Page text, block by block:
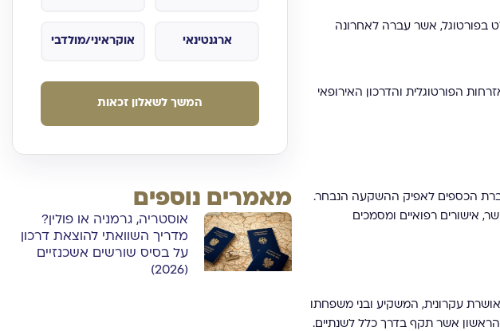
בפורטוגל, אשר עברה לאחרונה
הכספים לאפיק ההשקעה הנבחר.
אישורים רפואיים ומסמכים
עקרונית, המשקיע ובני משפחתו
הראשון אשר תקף בדרך כלל לשנתיים.
ארגנטינאי אוקראיני/מולדבי
המשך לשאלון זכאות
מאמרים נוספים
אוסטריה, גרמניה או פולין?
מדריך השוואתי להוצאת דרכון
על בסיס שורשים אשכנזיים
(2026)